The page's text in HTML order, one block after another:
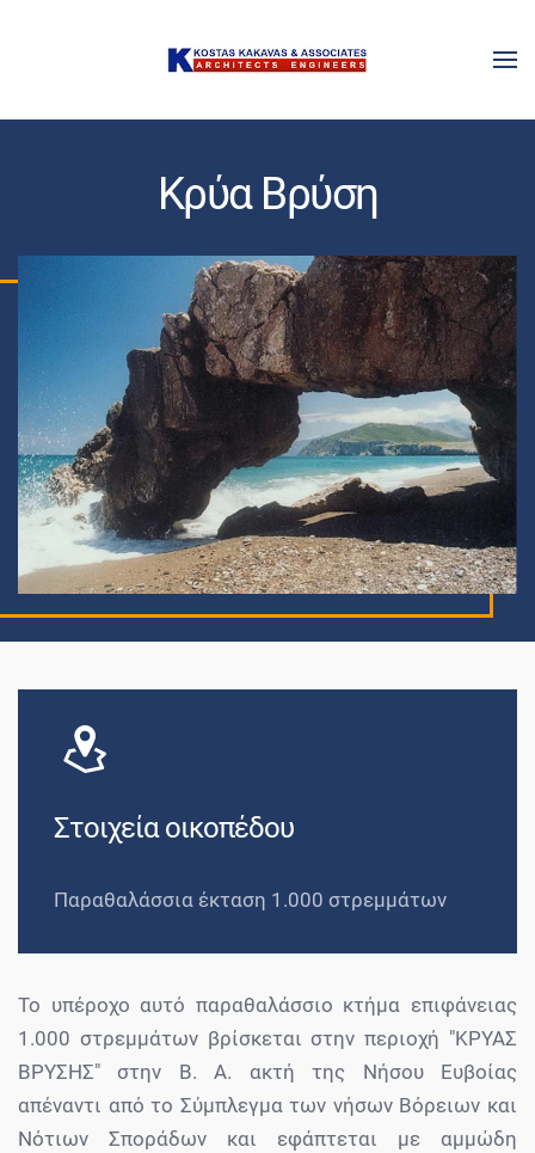
Skip to main content
Κρύα Βρύση
Στοιχεία οικοπέδου
Παραθαλάσσια έκταση 1.000 στρεμμάτων
Το υπέροχο αυτό παραθαλάσσιο κτήμα επιφάνειας
1.000 στρεμμάτων βρίσκεται στην περιοχή "ΚΡΥΑΣ
ΒΡΥΣΗΣ" στην Β. Α. ακτή της Νήσου Ευβοίας
απέναντι από το Σύμπλεγμα των νήσων Βόρειων και
Νότιων Σποράδων και εφάπτεται με αμμώδη